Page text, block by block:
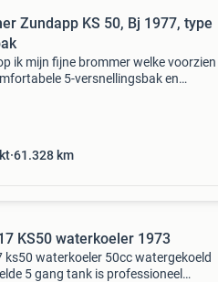
Zundapp KS 50, Bj 1977, type
ik mijn fijne brommer welke voorzien
5-versnellingsbak en
61.328 km
KS50 waterkoeler 1973
ks50 waterkoeler 50cc watergekoeld
5 gang tank is professioneel